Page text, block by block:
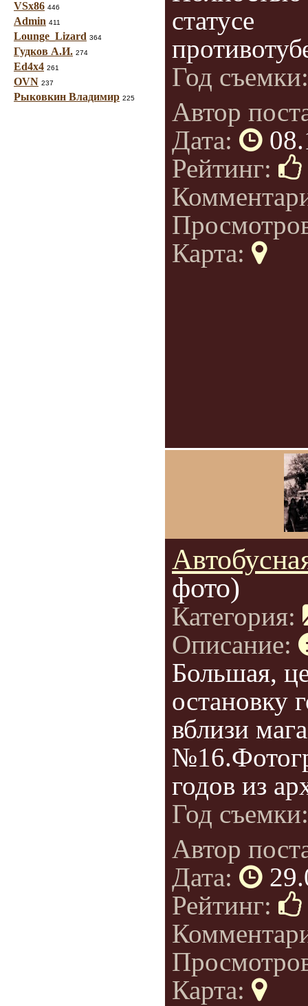
VSx86 446
Admin 411
Lounge_Lizard 364
Гудков А.И. 274
Ed4x4 261
OVN 237
Рыковкин Владимир 225
статусе
Год
Автор
Дата:
Рейтинг:
Карта:
фото)
Категория:
Описание:
Большая,
остановку
вблизи
годов из
Год
Автор
Дата:
Рейтинг:
Карта: